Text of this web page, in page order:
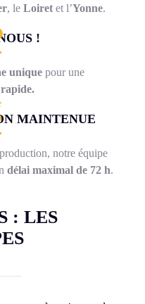
, le Loiretet l’Yonne.
!
unique pour une
MAINTENUE
notre équipe
délai maximal de 72 h.
: LES